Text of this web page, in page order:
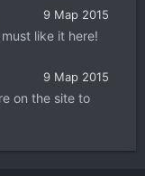
9 Мар 2015
like it here!
9 Мар 2015
on the site to